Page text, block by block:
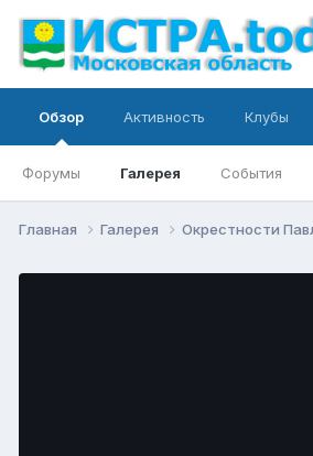
Обзор
Форумы Галерея События
Активность Клубы
Главная Галерея Окрестности